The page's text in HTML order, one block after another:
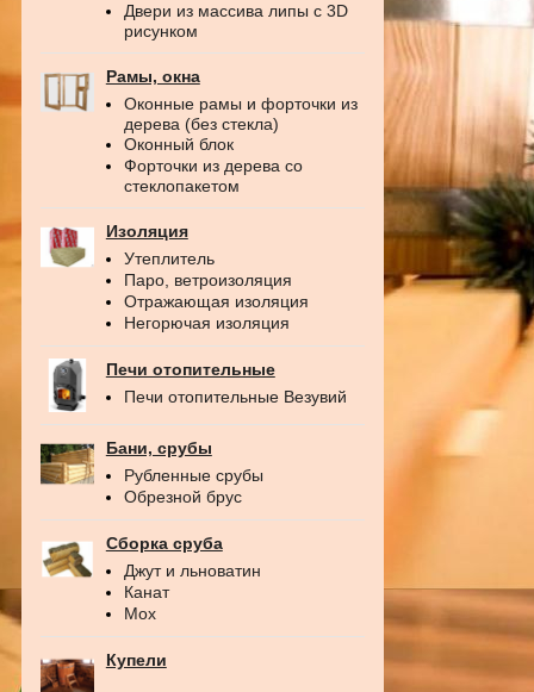
Двери из массива липы с 3D
рисунком
Рамы, окна
Оконные рамы и форточки из
дерева (без стекла)
Оконный блок
Форточки из дерева со
стеклопакетом
Изоляция
Утеплитель
Паро, ветроизоляция
Отражающая изоляция
Негорючая изоляция
Печи отопительные
Печи отопительные Везувий
Бани, срубы
Рубленные срубы
Обрезной брус
Сборка сруба
Джут и льноватин
Канат
Мох
Купели